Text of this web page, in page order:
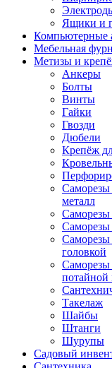
Ящики и
Компьютерные
Мебельная
Метизы и
Анкеры
Болты
Винты
Гайки
Гвозди
Дюбели
Крепёж
Саморезы
металл
Саморезы
Саморезы
головкой
Саморезы
потайной
Такелаж
Шайбы
Штанги
Шурупы
Садовый